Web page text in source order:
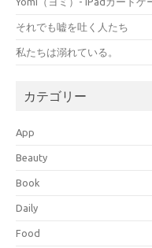
それでも嘘を吐く人たち
私たちは溺れている。
カテゴリー
App
Beauty
Book
Daily
Food